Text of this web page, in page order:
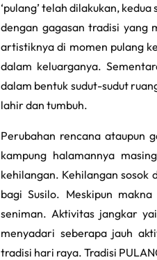
‘pulang’ telah dilakukan,
dengan gagasan tradisi yang
artistiknya di momen pulang
dalam keluarganya.
dalam bentuk sudut-sudut
lahir dan tumbuh.
Perubahan rencana ataupun
kampung halamannya
kehilangan. Kehilangan sosok
bagi Susilo. Meskipun
seniman. Aktivitas jangkar
menyadari seberapa jauh
tradisi hari raya. Tradisi